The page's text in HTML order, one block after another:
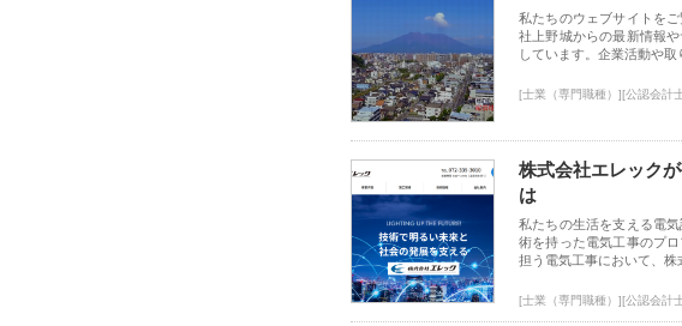
私たちのウェブサイトを
社上野城からの最新情報
しています。企業活動や取
[士業（専門職種）][公認会計
株式会社エレック
は
私たちの生活を支える電
術を持った電気工事のプ
担う電気工事において、株
[士業（専門職種）][公認会計